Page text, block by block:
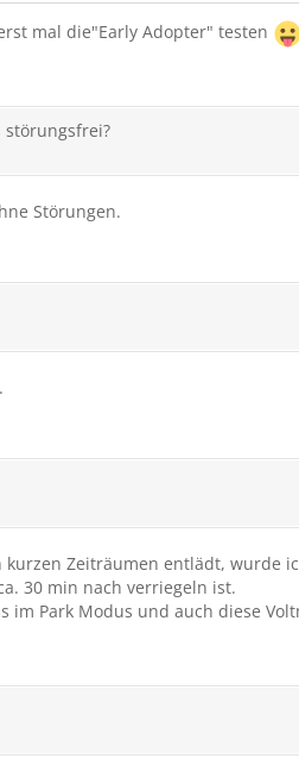
mal die"Early Adopter" testen
störungsfrei?
Störungen.
Zeiträumen entlädt, wurde
30 min nach verriegeln ist.
im Park Modus und auch diese